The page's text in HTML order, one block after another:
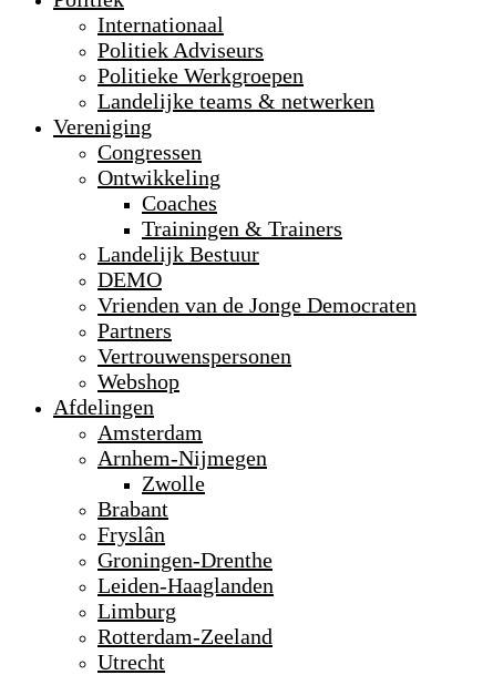
Internationaal
Politiek Adviseurs
Politieke Werkgroepen
Landelijke teams & netwerken
Vereniging
Congressen
Ontwikkeling
Coaches
Trainingen & Trainers
Landelijk Bestuur
DEMO
Vrienden van de Jonge Democraten
Partners
Vertrouwenspersonen
Webshop
Afdelingen
Amsterdam
Arnhem-Nijmegen
Zwolle
Brabant
Fryslân
Groningen-Drenthe
Leiden-Haaglanden
Limburg
Rotterdam-Zeeland
Utrecht